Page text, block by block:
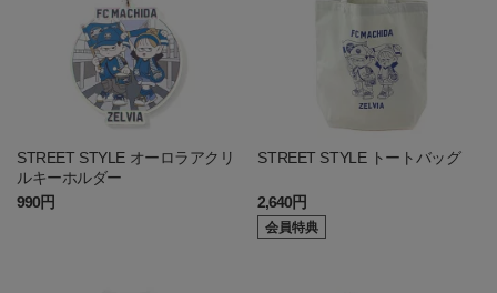
STREET STYLE オーロラアクリ
ルキーホルダー
990円
STREET STYLE トートバッグ
2,640円
会員特典